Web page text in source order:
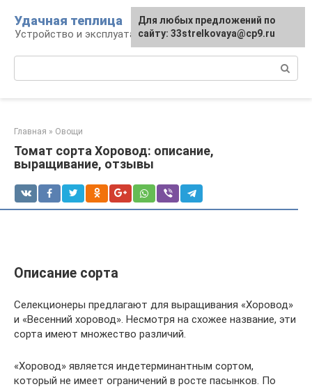
контенту
Удачная теплица
Устройство и эксплуатация теплиц
Главная » Овощи
Томат сорта Хоровод: описание,
выращивание, отзывы
Описание сорта
Селекционеры предлагают для выращивания «Хоровод»
и «Весенний хоровод». Несмотря на схожее название, эти
сорта имеют множество различий.
«Хоровод» является индетерминантным сортом,
который не имеет ограничений в росте пасынков. По
Для любых предложений по
сайту: 33strelkovaya@cp9.ru